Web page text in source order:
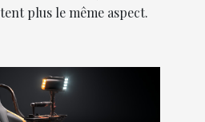
plus le même aspect.